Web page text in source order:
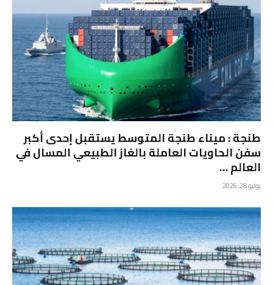
طنجة : ميناء طنجة المتوسط يستقبل إحدى أكبر
سفن الحاويات العاملة بالغاز الطبيعي المسال في
العالم …
يوليو 28, 2026